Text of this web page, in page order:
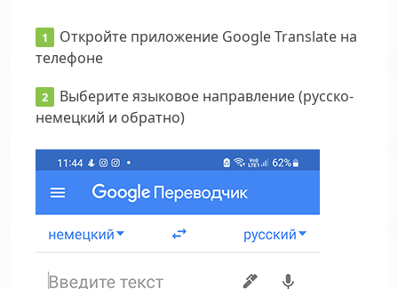
Откройте приложение Google Translate на
телефоне
Выберите языковое направление (русско-
немецкий и обратно)